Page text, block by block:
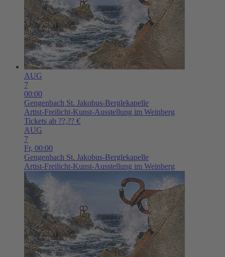
AUG
7
00:00
Gengenbach St. Jakobus-Berglekapelle
Artist-Freilicht-Kunst-Ausstellung im Weinberg
Tickets ab ??,?? €
AUG
7
Fr, 00:00
Gengenbach St. Jakobus-Berglekapelle
Artist-Freilicht-Kunst-Ausstellung im Weinberg